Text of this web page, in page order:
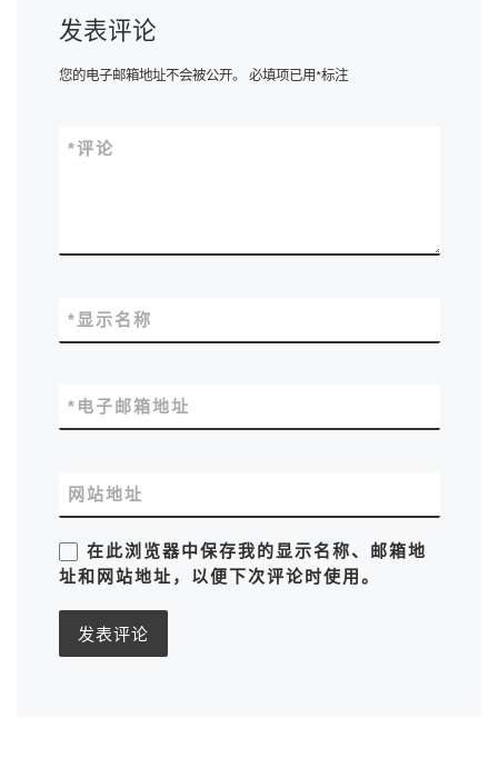
发表评论
您的电子邮箱地址不会被公开。 必填项已用*标注
评论
*
显示名称
*
电子邮箱地址
*
网站地址
在此浏览器中保存我的显示名称、邮箱地
址和网站地址，以便下次评论时使用。